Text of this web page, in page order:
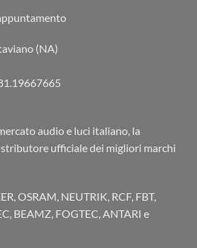
(NA)
audio e luci italiano, la
ufficiale dei migliori marchi
OSRAM, NEUTRIK, RCF, FBT,
BEAMZ, FOGTEC, ANTARI e